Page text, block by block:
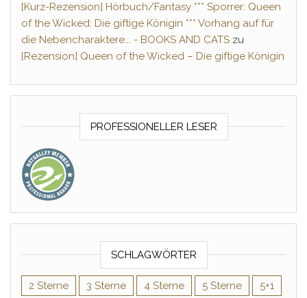
[Kurz-Rezension] Hörbuch/Fantasy *** Sporrer: Queen
of the Wicked: Die giftige Königin *** Vorhang auf für
die Nebencharaktere... - BOOKS AND CATS zu
[Rezension] Queen of the Wicked – Die giftige Königin
PROFESSIONELLER LESER
SCHLAGWÖRTER
2 Sterne 3 Sterne 4 Sterne 5 Sterne
5+1